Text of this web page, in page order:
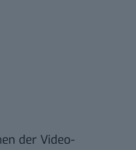
der Video-